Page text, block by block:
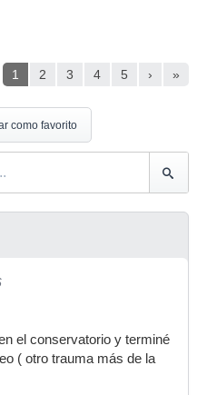
1 2 3 4 5 › »
como favorito
el conservatorio y terminé
( otro trauma más de la